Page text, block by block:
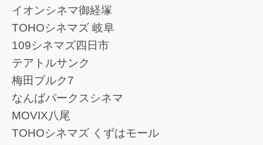
イオンシネマ御経塚
TOHOシネマズ 岐阜
109シネマズ四日市
テアトルサンク
梅田ブルク7
なんばパークスシネマ
MOVIX八尾
TOHOシネマズ くずはモール